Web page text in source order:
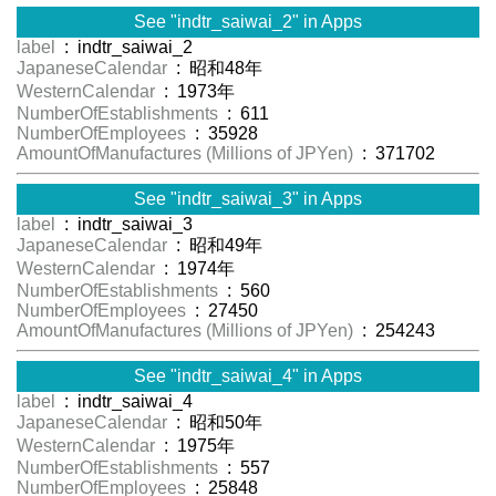
See "indtr_saiwai_2" in Apps
label
: indtr_saiwai_2
JapaneseCalendar : 昭和48年
WesternCalendar : 1973年
NumberOfEstablishments : 611
NumberOfEmployees : 35928
AmountOfManufactures (Millions of JPYen) : 371702
See "indtr_saiwai_3" in Apps
label
: indtr_saiwai_3
JapaneseCalendar : 昭和49年
WesternCalendar : 1974年
NumberOfEstablishments : 560
NumberOfEmployees : 27450
AmountOfManufactures (Millions of JPYen) : 254243
See "indtr_saiwai_4" in Apps
label
: indtr_saiwai_4
JapaneseCalendar : 昭和50年
WesternCalendar : 1975年
NumberOfEstablishments : 557
NumberOfEmployees : 25848